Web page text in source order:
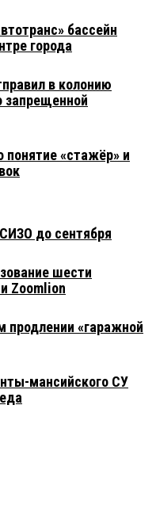
бассейн
города
в колонию
понятие «стажёр» и
до сентября
шести
Zoomlion
продлении «гаражной
мансийского СУ